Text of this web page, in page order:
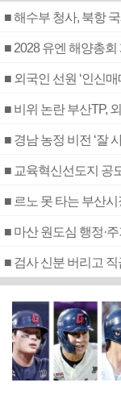
■ 해수부 청사, 북항
■ 2028 유엔 해양총회
■ 외국인 선원 ‘인신
■ 비위 논란 부산TP,
■ 경남 농정 비전 ‘잘
■ 교육혁신선도지 공
■ 르노 못 타는 부산
■ 마산 원도심 행정·